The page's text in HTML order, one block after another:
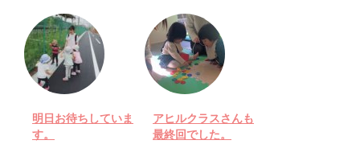
明日お待ちしていま
す。
アヒルクラスさんも
最終回でした。